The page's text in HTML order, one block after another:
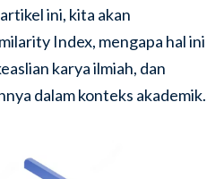
ini, kita akan
Index, mengapa hal ini
karya ilmiah, dan
dalam konteks akademik.